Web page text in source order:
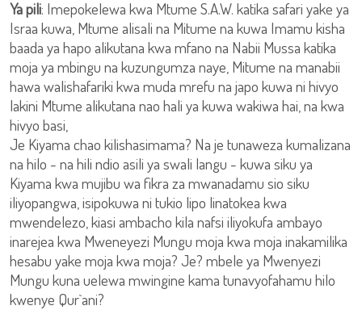
Ya pili: Imepokelewa kwa Mtume S.A.W. katika safari yake ya
Israa kuwa, Mtume alisali na Mitume na kuwa Imamu kisha
baada ya hapo alikutana kwa mfano na Nabii Mussa katika
moja ya mbingu na kuzungumza naye, Mitume na manabii
hawa walishafariki kwa muda mrefu na japo kuwa ni hivyo
lakini Mtume alikutana nao hali ya kuwa wakiwa hai, na kwa
hivyo basi,
Je Kiyama chao kilishasimama? Na je tunaweza kumalizana
na hilo - na hili ndio asili ya swali langu - kuwa siku ya
Kiyama kwa mujibu wa fikra za mwanadamu sio siku
iliyopangwa, isipokuwa ni tukio lipo linatokea kwa
mwendelezo, kiasi ambacho kila nafsi iliyokufa ambayo
inarejea kwa Mweneyezi Mungu moja kwa moja inakamilika
hesabu yake moja kwa moja? Je? mbele ya Mwenyezi
Mungu kuna uelewa mwingine kama tunavyofahamu hilo
kwenye Qur`ani?